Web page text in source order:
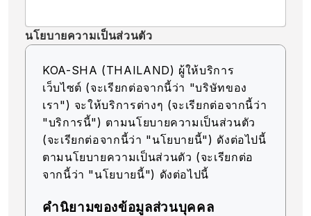
นโยบายความเป็นส่วนตัว
KOA-SHA (THAILAND) ผู้ให้บริการ
เว็บไซต์ (จะเรียกต่อจากนี้ว่า "บริษัทของ
เรา") จะให้บริการต่างๆ (จะเรียกต่อจากนี้ว่า
"บริการนี้") ตามนโยบายความเป็นส่วนตัว
(จะเรียกต่อจากนี้ว่า "นโยบายนี้") ดังต่อไปนี้
ตามนโยบายความเป็นส่วนตัว (จะเรียกต่อ
จากนี้ว่า "นโยบายนี้") ดังต่อไปนี้
คำนิยามของข้อมูลส่วนบุคคล